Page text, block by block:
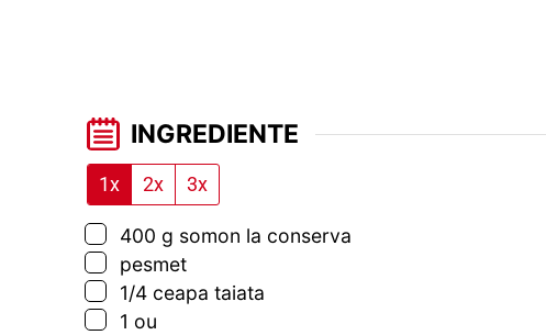
INGREDIENTE
1x 2x 3x
▢
400 g somon la conserva
▢
pesmet
▢
1/4 ceapa taiata
▢
1 ou